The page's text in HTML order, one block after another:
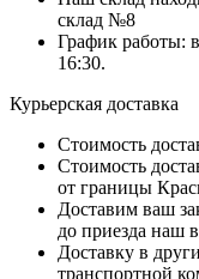
склад №8
График работы:
16:30.
Курьерская доставка
Стоимость
Стоимость
от границы
Доставим ваш
до приезда наш
Доставку в
транспортной